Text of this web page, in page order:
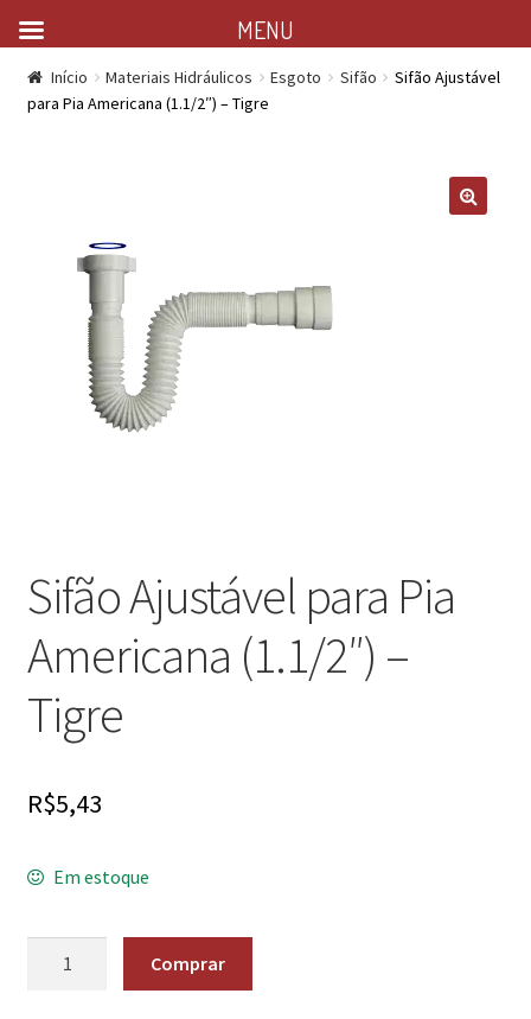
Início Materiais Hidráulicos Esgoto Sifão
Sifão Ajustável
para Pia Americana (1.1/2″) – Tigre
Sifão Ajustável para Pia
Americana (1.1/2″) –
Tigre
R$5,43
Em estoque
Quantidade Comprar
MENU